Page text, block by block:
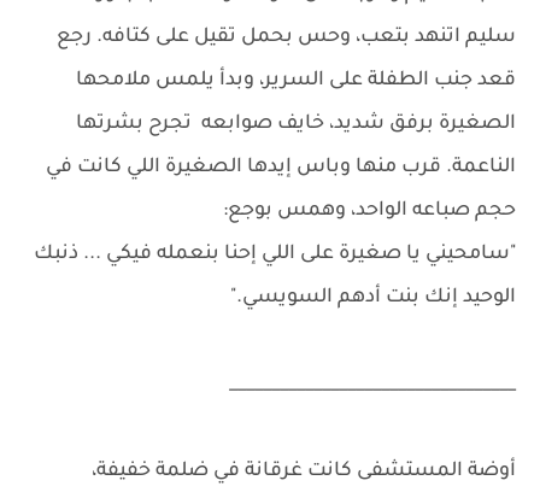
سليم اتنهد بتعب، وحس بحمل تقيل على كتافه. رجع
قعد جنب الطفلة على السرير، وبدأ يلمس ملامحها
الصغيرة برفق شديد، خايف صوابعه تجرح بشرتها
الناعمة. قرب منها وباس إيدها الصغيرة اللي كانت في
حجم صباعه الواحد، وهمس بوجع:
"سامحيني يا صغيرة على اللي إحنا بنعمله فيكي ... ذنبك
الوحيد إنك بنت أدهم السويسي."
__________________________________
أوضة المستشفى كانت غرقانة في ضلمة خفيفة،